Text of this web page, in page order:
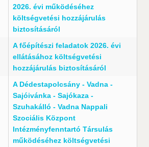
2026. évi működéséhez
költségvetési hozzájárulás
biztosításáról
A főépítészi feladatok 2026. évi
ellátásához költségvetési
hozzájárulás biztosításáról
A Dédestapolcsány - Vadna -
Sajóivánka - Sajókaza -
Szuhakálló - Vadna Nappali
Szociális Központ
Intézményfenntartó Társulás
működéséhez költségvetési